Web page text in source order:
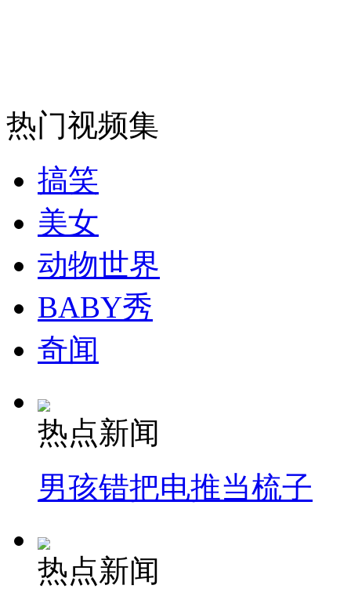
消防员救轻生者 花炮节热闹非凡
司机酒驾遇交警 急速倒车逃窜
热门视频集
搞笑
美女
动物世界
BABY秀
奇闻
热点新闻
男孩错把电推当梳子
热点新闻